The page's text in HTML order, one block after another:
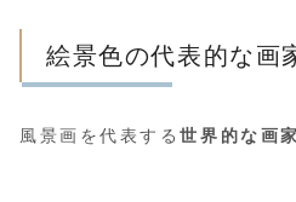
絵景色の代表的な画
風景画を代表する世界的な画家